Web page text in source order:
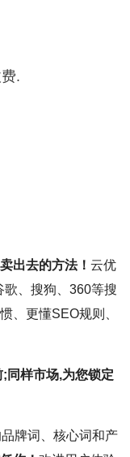
.
出去的方法！ 云优
、搜狗、360等搜
、更懂SEO规则、
同样市场,为您锁定
牌词、核心词和产